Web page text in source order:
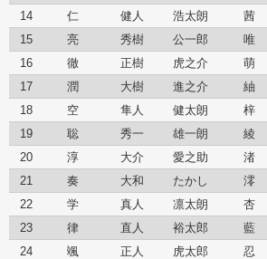
14
仁 健人 浩太朗 茜
15
亮 秀樹 公一郎 唯
16
徹 正樹 虎之介 萌
17
潤 大樹 進之介 紬
18
空 隼人 健太朗 梓
19
聡 秀一 雄一朗 綾
20
淳 大介 愛之助 渚
21
奏 大和 たかし 澪
22
学 真人 凛太朗 杏
23
律 直人 裕太郎 藍
24
颯 正人 虎太郎 忍